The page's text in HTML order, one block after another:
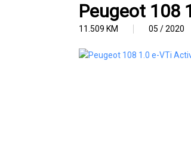
Peugeot 108
11.509 KM 05 / 2020